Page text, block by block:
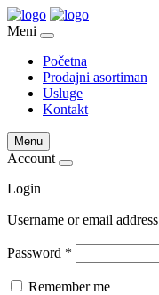
Meni
Početna
Prodajni asortiman
Usluge
Kontakt
Menu
Account
Login
Username or email address
Password *
Remember me